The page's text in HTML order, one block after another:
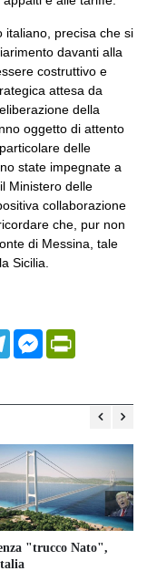
italiano, precisa che si
davanti alla
costruttivo e
attesa da
della
oggetto di attento
delle
state impegnate a
Ministero delle
collaborazione
che, pur non
di Messina, tale
Sicilia.
TelegramMessenger
"trucco Nato",